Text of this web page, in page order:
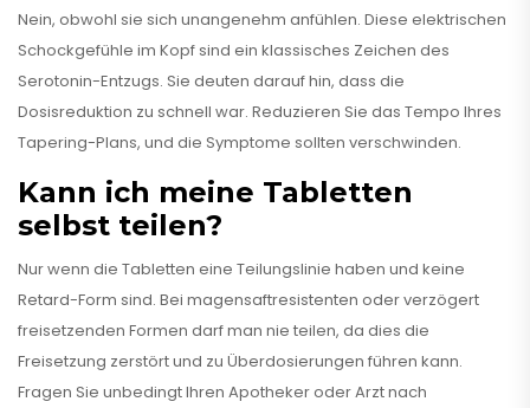
Nein, obwohl sie sich unangenehm anfühlen. Diese elektrischen
Schockgefühle im Kopf sind ein klassisches Zeichen des
Serotonin-Entzugs. Sie deuten darauf hin, dass die
Dosisreduktion zu schnell war. Reduzieren Sie das Tempo Ihres
Tapering-Plans, und die Symptome sollten verschwinden.
Kann ich meine Tabletten
selbst teilen?
Nur wenn die Tabletten eine Teilungslinie haben und keine
Retard-Form sind. Bei magensaftresistenten oder verzögert
freisetzenden Formen darf man nie teilen, da dies die
Freisetzung zerstört und zu Überdosierungen führen kann.
Fragen Sie unbedingt Ihren Apotheker oder Arzt nach